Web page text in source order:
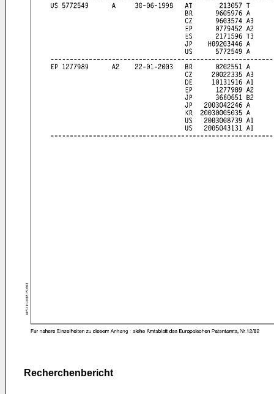
Recherchenbericht